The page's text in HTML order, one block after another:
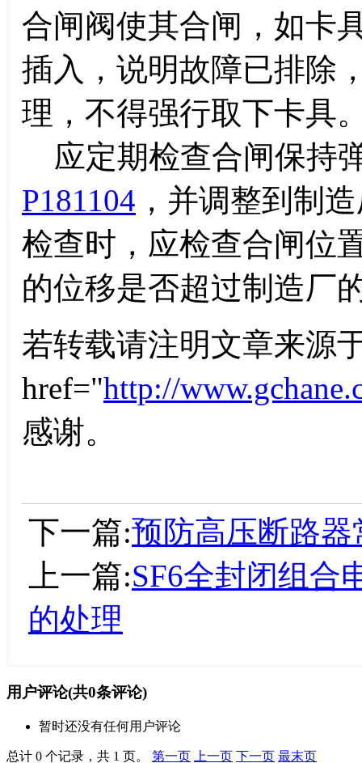
合闸阀使其合闸，如卡
插入，说明故障已排除
理，不得强行取下卡具
应定期检查合闸保持
P181104 ，并调整到制
检查时，应检查合闸位
的位移是否超过制造厂
若转载请注明文章来源
href="http://
感谢。
下一篇:预防高压断路
上一篇:SF6全封闭组合
的处理
用户评论(共0条评论)
暂时还没有任何用户评论
总计 0 个记录，共 1 页。 第一页 上一页 下一页 最末页